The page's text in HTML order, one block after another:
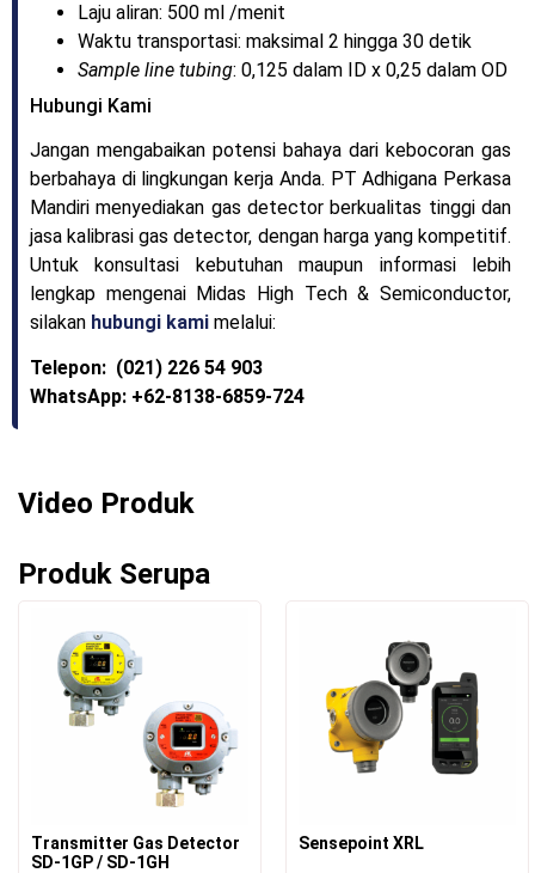
Laju aliran: 500 ml /menit
Waktu transportasi: maksimal 2 hingga 30 detik
Sample line tubing: 0,125 dalam ID x 0,25 dalam OD
Hubungi Kami
Jangan mengabaikan potensi bahaya dari kebocoran gas
berbahaya di lingkungan kerja Anda. PT Adhigana Perkasa
Mandiri menyediakan gas detector berkualitas tinggi dan
jasa kalibrasi gas detector, dengan harga yang kompetitif.
Untuk konsultasi kebutuhan maupun informasi lebih
lengkap mengenai Midas High Tech & Semiconductor,
silakan hubungi kami melalui:
Telepon: (021) 226 54 903
WhatsApp: +62-8138-6859-724
Video Produk
Produk Serupa
Transmitter Gas Detector
SD-1GP / SD-1GH
Sensepoint XRL